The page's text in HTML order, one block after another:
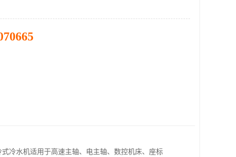
冷水机适用于高速主轴、电主轴、数控机床、座标